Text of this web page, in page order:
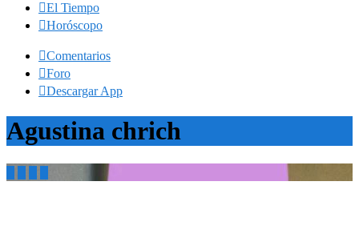
El Tiempo
Horóscopo
Comentarios
Foro
Descargar App
Agustina chrich